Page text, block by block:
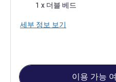
1 x 더블 베드
세부 정보 보기
이용 가능